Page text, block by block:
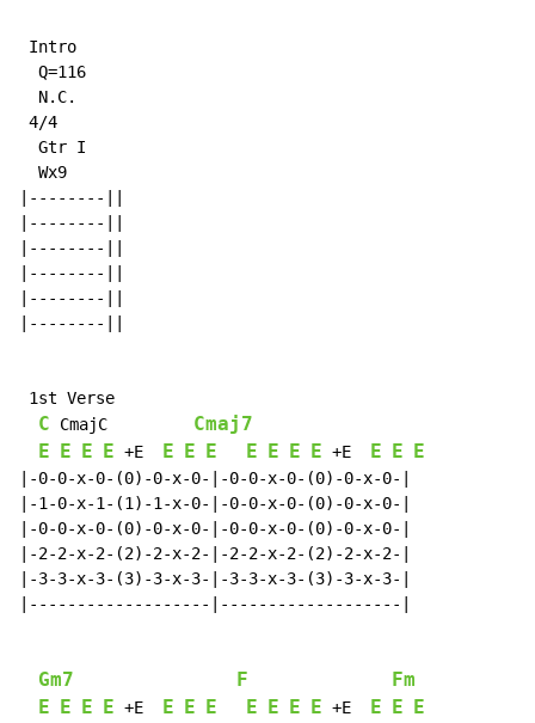
Intro
  Q=116
N.C.
4/4
  Gtr I
  Wx9
|--------||
|--------||
|--------||
|--------||
|--------||
|--------||
1st Verse
C CmajC Cmaj7
E
E E E +E E E E E E E E +E E E E
|-0-0-x-0-(0)-0-x-0-|-0-0-x-0-(0)-0-x-0-|
|-1-0-x-1-(1)-1-x-0-|-0-0-x-0-(0)-0-x-0-|
|-0-0-x-0-(0)-0-x-0-|-0-0-x-0-(0)-0-x-0-|
|-2-2-x-2-(2)-2-x-2-|-2-2-x-2-(2)-2-x-2-|
|-3-3-x-3-(3)-3-x-3-|-3-3-x-3-(3)-3-x-3-|
|-------------------|-------------------|
Gm7 F
Fm
E
E E E +E E E E E E E E +E E E E